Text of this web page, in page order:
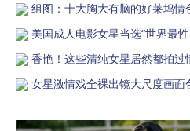
组图：十大胸大有脑的好莱坞情
美国成人电影女星当选“世界最
香艳！这些清纯女星居然都拍过
女星激情戏全裸出镜大尺度画面